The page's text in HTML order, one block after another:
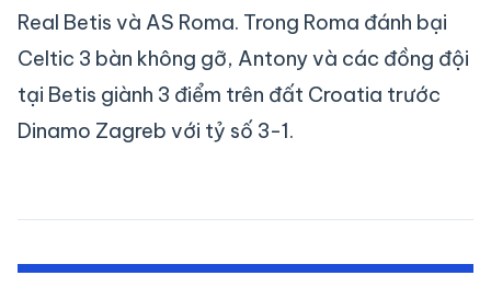
Real Betis và AS Roma. Trong Roma đánh bại
Celtic 3 bàn không gỡ, Antony và các đồng đội
tại Betis giành 3 điểm trên đất Croatia trước
Dinamo Zagreb với tỷ số 3-1.